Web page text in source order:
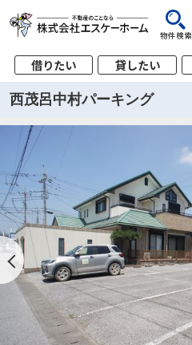
物件検索
借りたい 貸したい
西茂呂中村パーキング